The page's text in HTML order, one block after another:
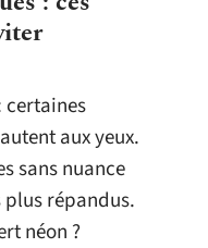
certaines
aux yeux.
sans nuance
plus répandus.
néon ?